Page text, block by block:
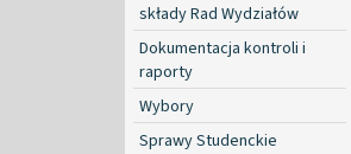
składy Rad Wydziałów
Dokumentacja kontroli i
raporty
Wybory
Sprawy Studenckie